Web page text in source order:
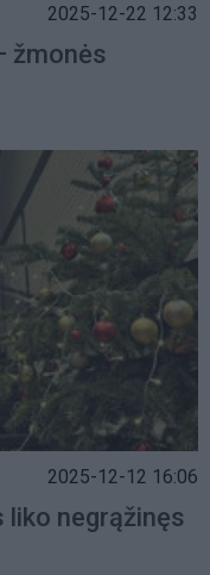
2025-12-22 12:33
žmonės
2025-12-12 16:06
liko negrąžinęs